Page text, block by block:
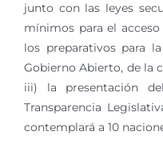
junto con las leyes
mínimos para el
los preparativos para
Gobierno Abierto, de la
iii) la presentación
Transparencia
contemplará a 10